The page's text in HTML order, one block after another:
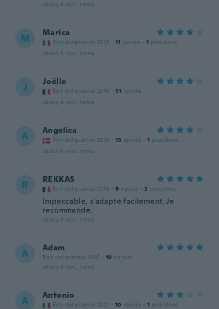
około 4 roku temu
M Marica
Rok dołączenia 2015 · 11 opinie · 1 przesłane
około 4 roku temu
J Joëlle
Rok dołączenia 2016 · 51 opinie
około 4 roku temu
A Angelica
Rok dołączenia 2015 · 13 opinie · 1 przesłane
około 4 roku temu
R REKKAS
Rok dołączenia 2018 · 8 opinie · 2 przesłane
Impeccable, s'adapte facilement. Je
recommande.
około 4 roku temu
A Adam
Rok dołączenia 2016 · 19 opinie
około 4 roku temu
A Antonio
Rok dołączenia 2021 · 10 opinie · 1 przesłane